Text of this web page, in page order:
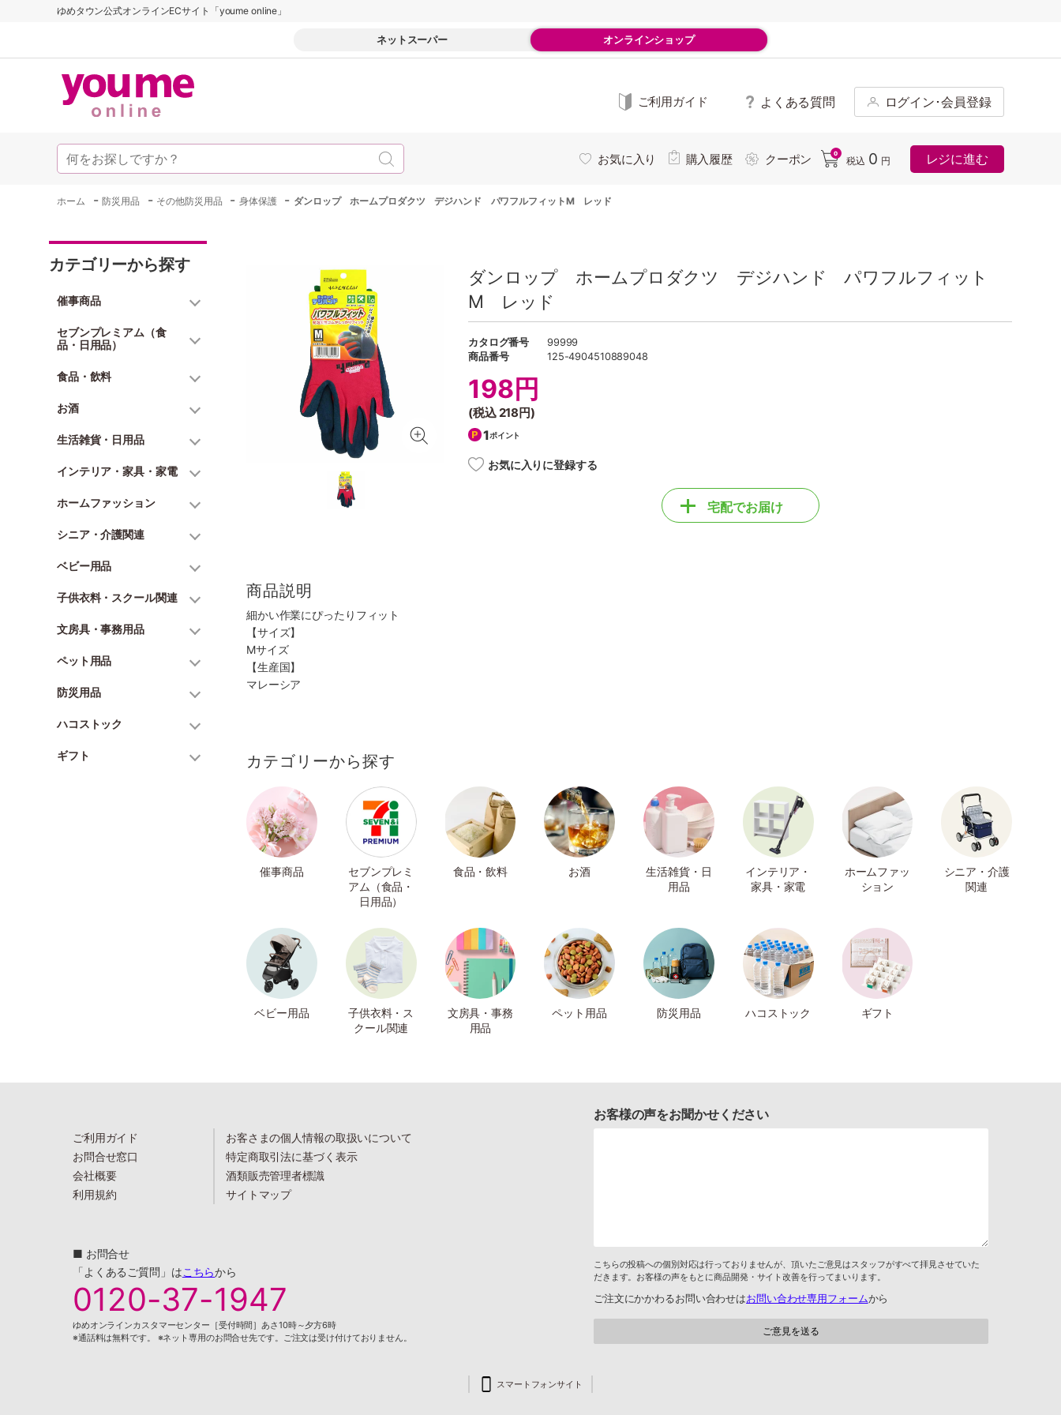
ゆめタウン公式オンラインECサイト「youme online」
ネットスーパー オンラインショップ
ご利用ガイド よくある質問 ログイン･会員登録
お気に入り 購入履歴 クーポン 0
税込 0 円 レジに進む
ホーム -防災用品 - その他防災用品 -身体保護 - ダンロップ ホームプロダクツ デジハンド パワフルフィットM レッド
カテゴリーから探す
催事商品
セブンプレミアム（食
品・日用品）
食品・飲料
お酒
生活雑貨・日用品
インテリア・家具・家電
ホームファッション
シニア・介護関連
ベビー用品
子供衣料・スクール関連
文房具・事務用品
ペット用品
防災用品
ハコストック
ギフト
ダンロップ ホームプロダクツ デジハンド パワフルフィット
M レッド
カタログ番号
99999
商品番号
125-4904510889048
198円
(税込218円)
1ポイント
お気に入りに登録する
宅配でお届け
商品説明
細かい作業にぴったりフィット
【サイズ】
Mサイズ
【生産国】
マレーシア
カテゴリーから探す
催事商品
セブンプレミ
アム（食品・
日用品）
食品・飲料 お酒
生活雑貨・日
用品
インテリア・
家具・家電
ホームファッ
ション
シニア・介護
関連
ベビー用品
子供衣料・ス
クール関連
文房具・事務
用品
ペット用品 防災用品 ハコストック ギフト
ご利用ガイド
お問合せ窓口
会社概要
利用規約
お客さまの個人情報の取扱いについて
特定商取引法に基づく表示
酒類販売管理者標識
サイトマップ
■ お問合せ
「よくあるご質問」はこちらから
0120-37-1947
ゆめオンラインカスタマーセンター［受付時間］あさ10時～夕方6時
※通話料は無料です。 ※ネット専用のお問合せ先です。ご注文は受け付けておりません。
お客様の声をお聞かせください
こちらの投稿への個別対応は行っておりませんが、頂いたご意見はスタッフがすべて拝見させていた
だきます。お客様の声をもとに商品開発・サイト改善を行ってまいります。
ご注文にかかわるお問い合わせはお問い合わせ専用フォームから
スマートフォンサイト